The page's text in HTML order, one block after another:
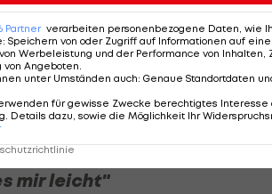
der WM 2023 der Ausgleich.
mit einem Prachtschuss: "Er
etwas zu überraschen. Es war
mir leicht"
Partner verarbeiten personenbezogene Daten, wie
: Speichern von oder Zugriff auf Informationen auf
Werbeleistung und der Performance von Inhalten,
von Angeboten.
unter Umständen auch: Genaue Standortdaten
für gewisse Zwecke berechtigtes Interesse
Details dazu, sowie die Möglichkeit Ihr